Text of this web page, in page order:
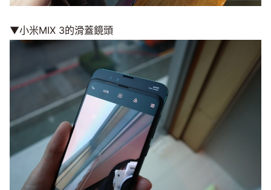
▼小米MIX 3的滑蓋鏡頭